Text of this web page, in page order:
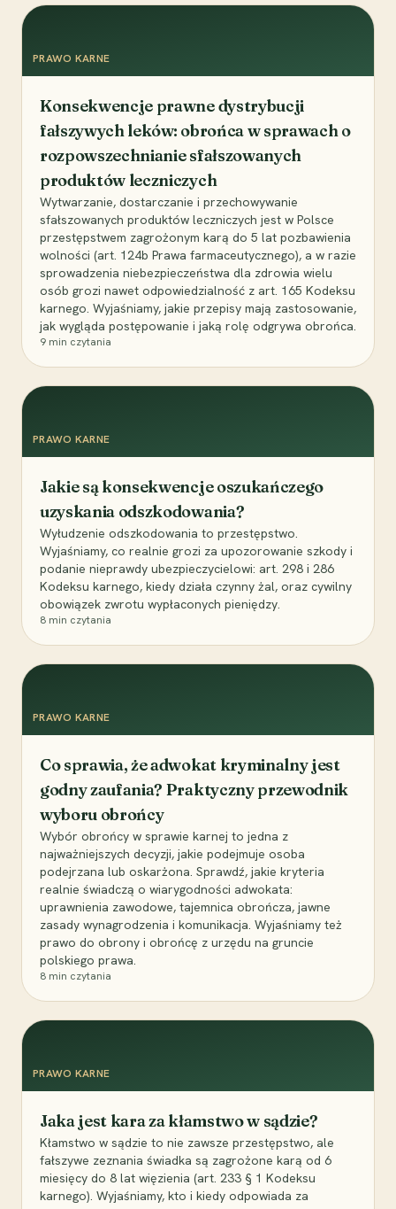
PRAWO KARNE
Konsekwencje prawne dystrybucji
fałszywych leków: obrońca w sprawach o
rozpowszechnianie sfałszowanych
produktów leczniczych
Wytwarzanie, dostarczanie i przechowywanie
sfałszowanych produktów leczniczych jest w Polsce
przestępstwem zagrożonym karą do 5 lat pozbawienia
wolności (art. 124b Prawa farmaceutycznego), a w razie
sprowadzenia niebezpieczeństwa dla zdrowia wielu
osób grozi nawet odpowiedzialność z art. 165 Kodeksu
karnego. Wyjaśniamy, jakie przepisy mają zastosowanie,
jak wygląda postępowanie i jaką rolę odgrywa obrońca.
9 min czytania
PRAWO KARNE
Jakie są konsekwencje oszukańczego
uzyskania odszkodowania?
Wyłudzenie odszkodowania to przestępstwo.
Wyjaśniamy, co realnie grozi za upozorowanie szkody i
podanie nieprawdy ubezpieczycielowi: art. 298 i 286
Kodeksu karnego, kiedy działa czynny żal, oraz cywilny
obowiązek zwrotu wypłaconych pieniędzy.
8 min czytania
PRAWO KARNE
Co sprawia, że adwokat kryminalny jest
godny zaufania? Praktyczny przewodnik
wyboru obrońcy
Wybór obrońcy w sprawie karnej to jedna z
najważniejszych decyzji, jakie podejmuje osoba
podejrzana lub oskarżona. Sprawdź, jakie kryteria
realnie świadczą o wiarygodności adwokata:
uprawnienia zawodowe, tajemnica obrończa, jawne
zasady wynagrodzenia i komunikacja. Wyjaśniamy też
prawo do obrony i obrońcę z urzędu na gruncie
polskiego prawa.
8 min czytania
PRAWO KARNE
Jaka jest kara za kłamstwo w sądzie?
Kłamstwo w sądzie to nie zawsze przestępstwo, ale
fałszywe zeznania świadka są zagrożone karą od 6
miesięcy do 8 lat więzienia (art. 233 § 1 Kodeksu
karnego). Wyjaśniamy, kto i kiedy odpowiada za